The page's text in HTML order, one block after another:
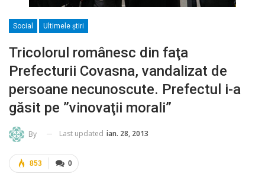
Social Ultimele ştiri
Tricolorul românesc din faţa
Prefecturii Covasna, vandalizat de
persoane necunoscute. Prefectul i-a
găsit pe ”vinovaţii morali”
By Last updated ian. 28, 2013
0
853